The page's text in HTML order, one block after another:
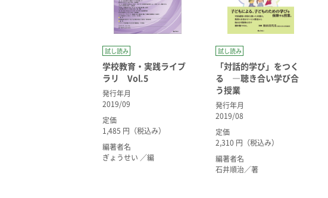
試し読み
学校教育・実践ライブ
ラリ Vol.5
発行年月
2019/09
定価
1,485 円（税込み）
編著者名
ぎょうせい ／編
試し読み
「対話的学び」をつく
る ―聴き合い学び合
う授業
発行年月
2019/08
定価
2,310 円（税込み）
編著者名
石井順治／著